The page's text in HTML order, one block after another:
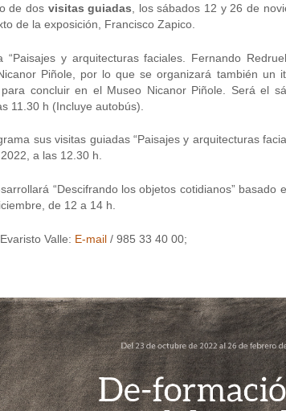
de dos visitas guiadas, los sábados 12 y 26 de
de la exposición, Francisco Zapico.
y arquitecturas faciales. Fernando
Piñole, por lo que se organizará también un
concluir en el Museo Nicanor Piñole. Será el
11.30 h (Incluye autobús).
sus visitas guiadas “Paisajes y arquitecturas
a las 12.30 h.
“Descifrando los objetos cotidianos” basado
de 12 a 14 h.
Valle: E-mail / 985 33 40 00;